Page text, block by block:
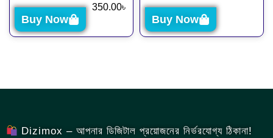
350.00৳
Buy Now Buy Now
Dizimox – আপনার ডিজিটাল প্রয়োজনের নির্ভরযোগ্য ঠিকানা!